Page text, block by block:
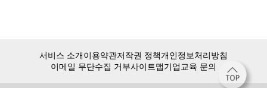
서비스 소개이용약관저작권 정책개인정보처리방침
이메일 무단수집 거부사이트맵기업교육 문의